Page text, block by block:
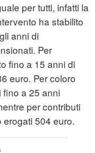
per tutti, infatti la
ha stabilito
anni di
Per
fino a 15 anni di
euro. Per coloro
a 25 anni
per contributi
504 euro.